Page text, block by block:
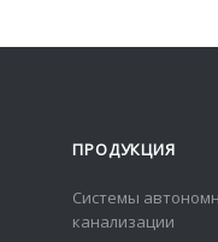
ПРОДУКЦИЯ
Системы
канализации